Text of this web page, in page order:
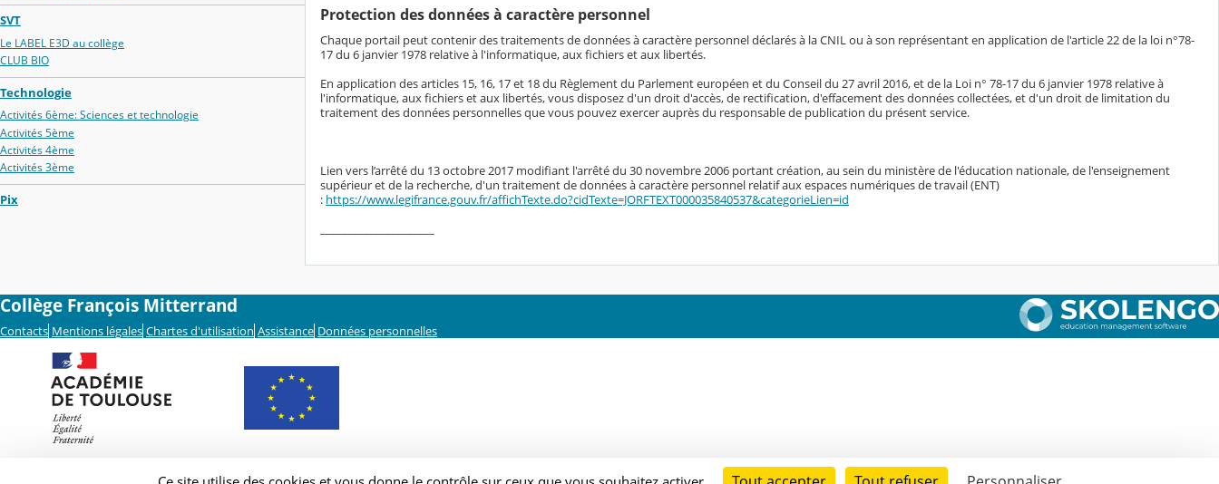
SVT
Le LABEL E3D au collège
CLUB BIO
Technologie
Activités 6ème: Sciences et technologie
Activités 5ème
Activités 4ème
Activités 3ème
Pix
Protection des données à caractère personnel
Chaque portail peut contenir des traitements de données à caractère personnel déclarés à la CNIL ou à son représentant en application de l'article 22 de la loi n°78-
17 du 6 janvier 1978 relative à l'informatique, aux fichiers et aux libertés.
En application des articles 15, 16, 17 et 18 du Règlement du Parlement européen et du Conseil du 27 avril 2016, et de la Loi n° 78-17 du 6 janvier 1978 relative à
l'informatique, aux fichiers et aux libertés, vous disposez d'un droit d'accès, de rectification, d'effacement des données collectées, et d'un droit de limitation du
traitement des données personnelles que vous pouvez exercer auprès du responsable de publication du présent service.
Lien vers l’arrêté du 13 octobre 2017 modifiant l'arrêté du 30 novembre 2006 portant création, au sein du ministère de l'éducation nationale, de l'enseignement
supérieur et de la recherche, d'un traitement de données à caractère personnel relatif aux espaces numériques de travail (ENT)
: https://www.legifrance.gouv.fr/affichTexte.do?cidTexte=JORFTEXT000035840537&categorieLien=id
Collège François Mitterrand
Contacts Mentions légales Chartes d'utilisation Assistance Données personnelles